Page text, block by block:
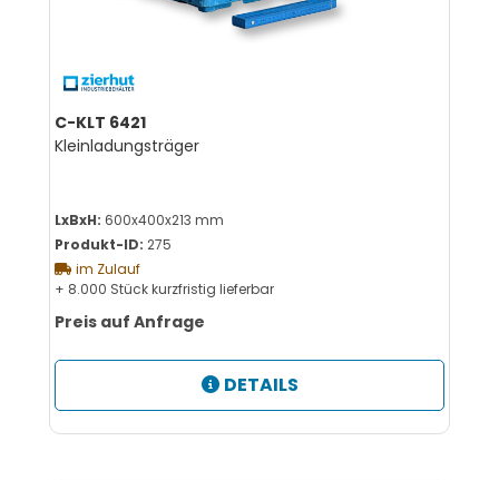
C-KLT 6421
Kleinladungsträger
LxBxH: 600x400x213 mm
Produkt-ID: 275
im Zulauf
+ 8.000 Stück kurzfristig lieferbar
Preis auf Anfrage
DETAILS